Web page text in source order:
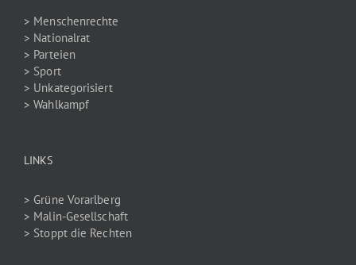
> Menschenrechte
> Nationalrat
> Parteien
> Sport
> Unkategorisiert
> Wahlkampf
LINKS
> Grüne Vorarlberg
> Malin-Gesellschaft
> Stoppt die Rechten